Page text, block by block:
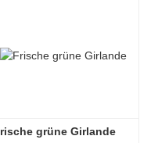
grüne Girlande